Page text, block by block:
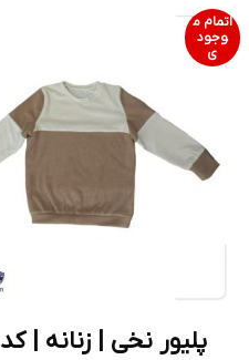
اتمام م
وجود
ی
پلیور نخی | زنانه | کد 1120